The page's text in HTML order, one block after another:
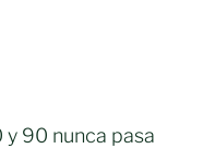
y 90 nunca pasa